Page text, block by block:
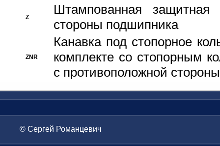
Z
Штампованная
стороны подшипника
ZNR
Канавка под стопорное
комплекте со стопорным
с противоположной стороны
© Сергей Романцевич